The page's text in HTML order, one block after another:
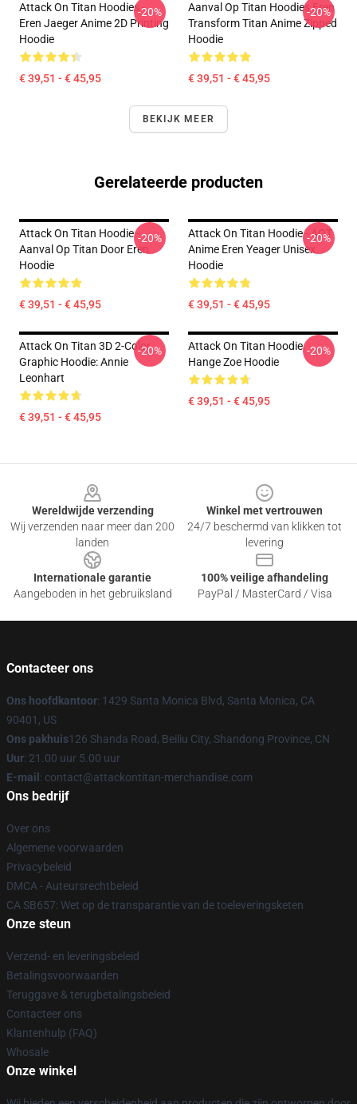
Attack On Titan Hoodies -
Eren Jaeger Anime 2D Printing
Hoodie
€ 39,51 - € 45,95
-20%
Aanval Op Titan Hoodies Eren
Transform Titan Anime Zipped
Hoodie
€ 39,51 - € 45,95
-20%
BEKIJK MEER
Gerelateerde producten
Attack On Titan Hoodie -
Aanval Op Titan Door Eren
Hoodie
€ 39,51 - € 45,95
-20%
Attack On Titan Hoodie - AOT
Anime Eren Yeager Unisex
Hoodie
€ 39,51 - € 45,95
-20%
Attack On Titan 3D 2-Color
Graphic Hoodie: Annie
Leonhart
€ 39,51 - € 45,95
-20%
Attack On Titan Hoodie.
Hange Zoe Hoodie
€ 39,51 - € 45,95
-20%
Wereldwijde verzending
Wij verzenden naar meer dan 200
landen
Winkel met vertrouwen
24/7 beschermd van klikken tot
levering
Internationale garantie
Aangeboden in het gebruiksland
100% veilige afhandeling
PayPal / MasterCard / Visa
Contacteer ons
Ons hoofdkantoor: 1429 Santa Monica Blvd, Santa Monica, CA
90401, US
Ons pakhuis126 Shanda Road, Beiliu City, Shandong Province, CN
Uur: 21.00 uur 5.00 uur
E-mail : contact@attackontitan-merchandise.com
Ons bedrijf
Over ons
Algemene voorwaarden
Privacybeleid
DMCA - Auteursrechtbeleid
CA SB657: Wet op de transparantie van de toeleveringsketen
Onze steun
Verzend- en leveringsbeleid
Betalingsvoorwaarden
Teruggave & terugbetalingsbeleid
Contacteer ons
Klantenhulp (FAQ)
Whosale
Onze winkel